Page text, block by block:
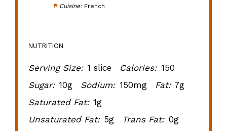
Cuisine: French
NUTRITION
Serving Size: 1 slice Calories: 150
Sugar: 10g Sodium: 150mg Fat: 7g
Saturated Fat: 1g
Unsaturated Fat: 5g Trans Fat: 0g